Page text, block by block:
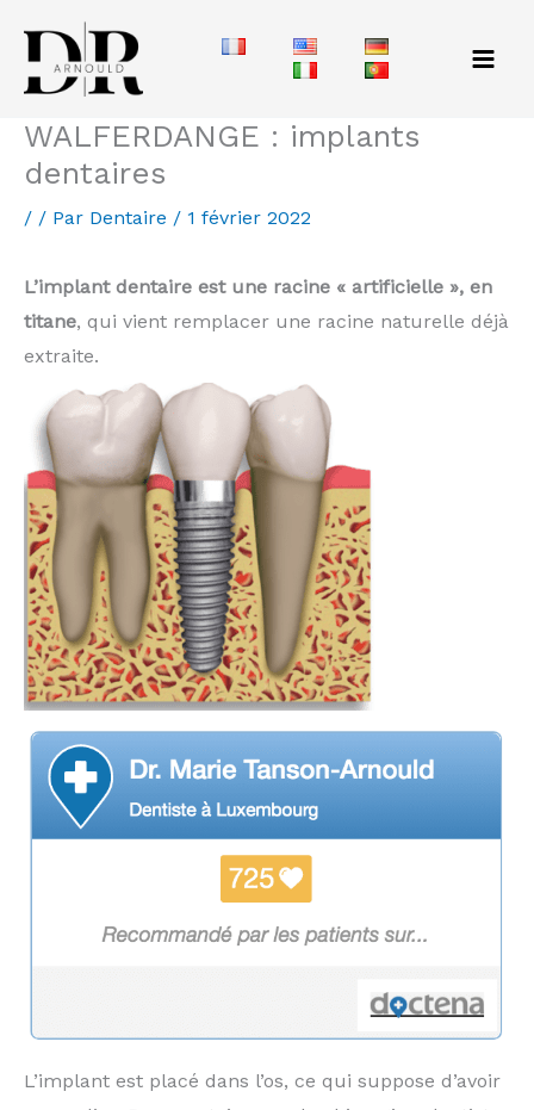
contenu
WALFERDANGE : implants
dentaires
/ / Par Dentaire / 1 février 2022
L’implant dentaire est une racine « artificielle », en
titane, qui vient remplacer une racine naturelle déjà
extraite.
L’implant est placé dans l’os, ce qui suppose d’avoir